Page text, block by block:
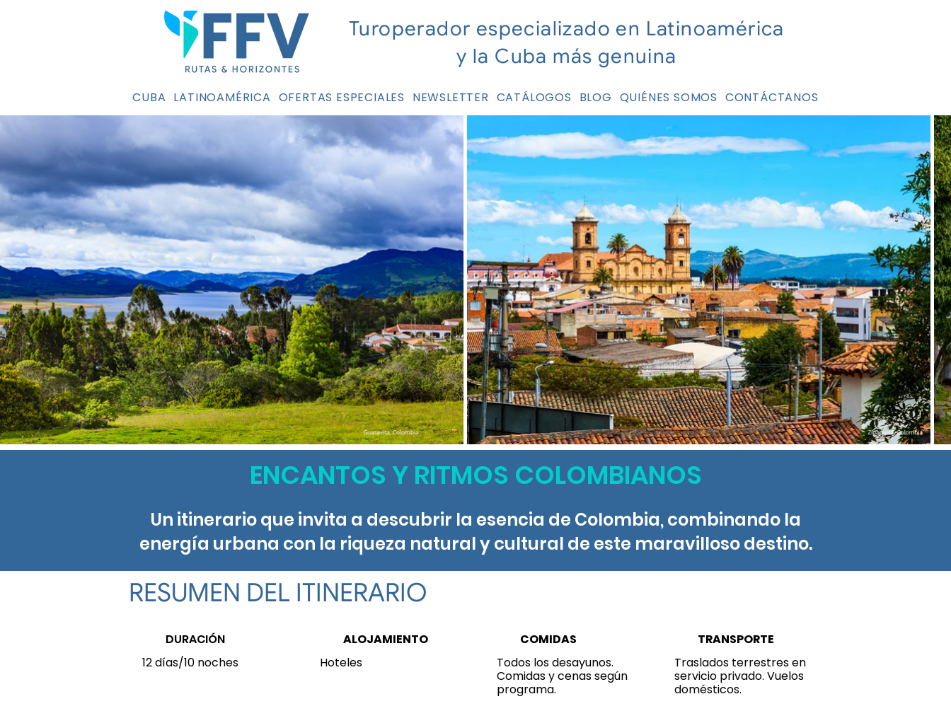
Turoperador especializado en Latinoamérica
y la Cuba más genuina
CUBA LATINOAMÉRICA OFERTAS ESPECIALES NEWSLETTER CATÁLOGOS BLOG QUIÉNES SOMOS CONTÁCTANOS
ENCANTOS Y RITMOS COLOMBIANOS
Un itinerario que invita a descubrir la esencia de Colombia, combinando la
energía urbana con la riqueza natural y cultural de este maravilloso destino.
RESUMEN DEL ITINERARIO
DURACIÓN
12 días/10 noches
ALOJAMIENTO
Hoteles
COMIDAS
Todos los desayunos.
Comidas y cenas según
programa.
TRANSPORTE
Traslados terrestres en
servicio privado. Vuelos
domésticos.